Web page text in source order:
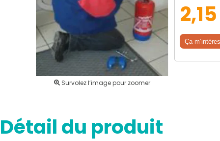
Survolez l’image pour zoomer
Ça
Détail du produit